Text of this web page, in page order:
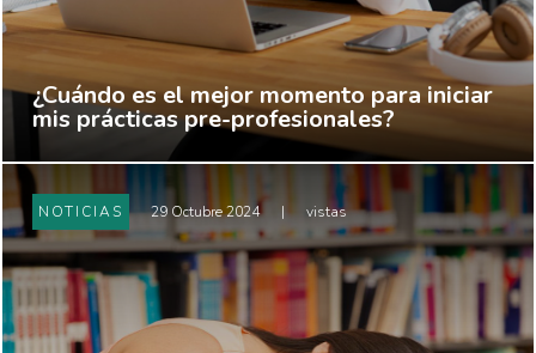
¿Cuándo es el mejor momento para iniciar
mis prácticas pre-profesionales?
NOTICIAS 29 Octubre 2024 | vistas